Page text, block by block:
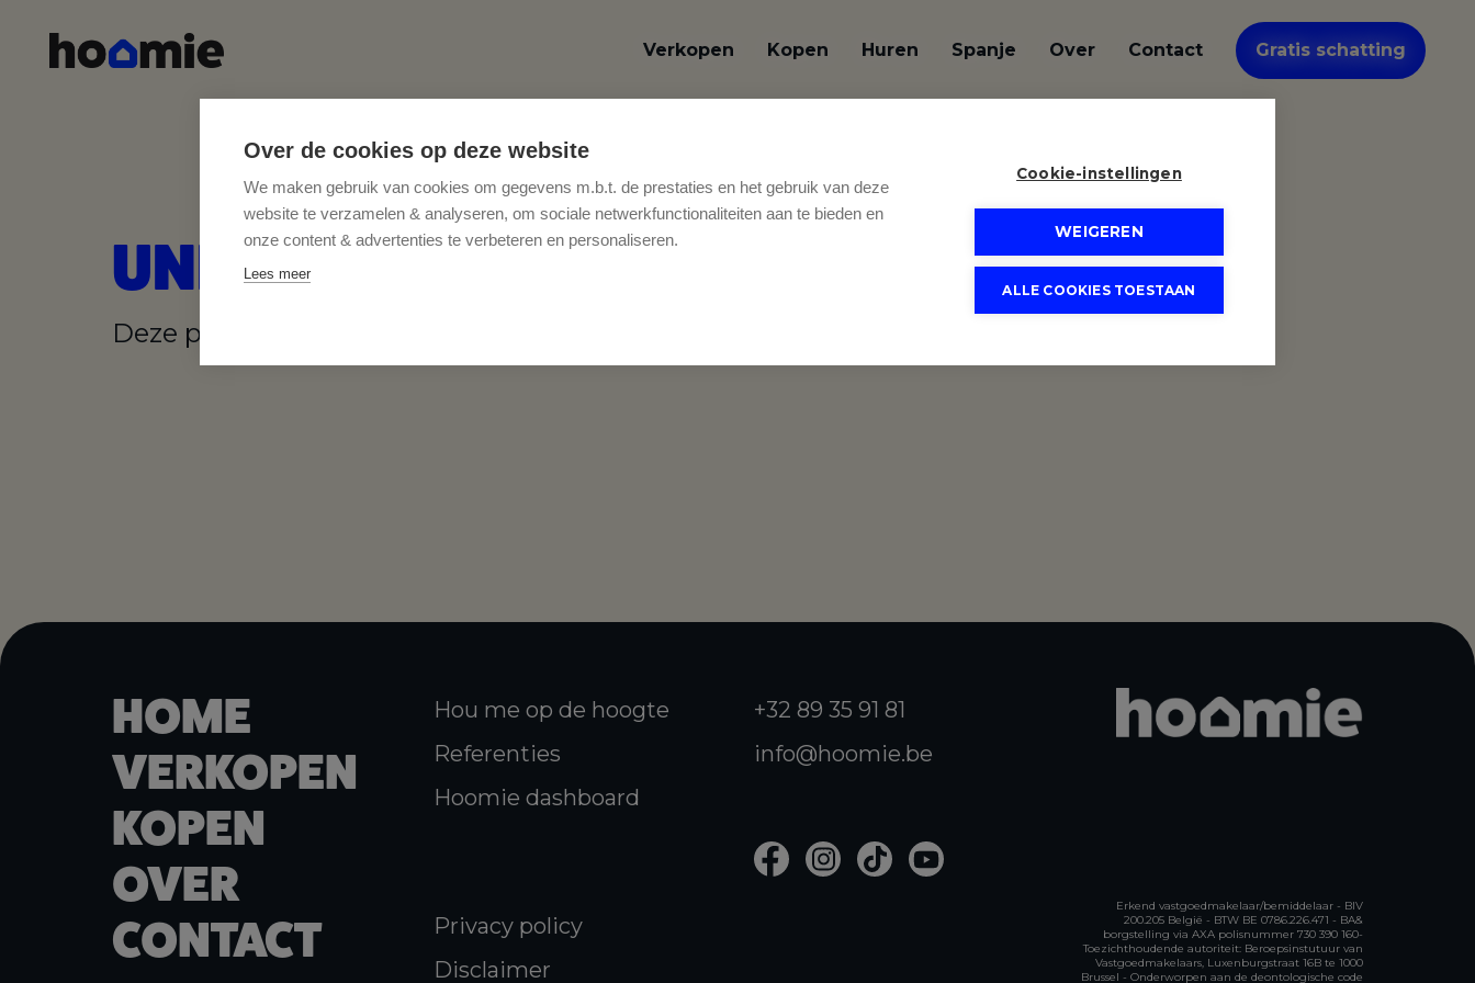
Verkopen Kopen Huren Spanje Over Contact Gratis schatting
UNDER CONSTRUCTION
Deze pagina is in ontwikkeling.
HOME
VERKOPEN
KOPEN
OVER
CONTACT
Hou me op de hoogte
Referenties
Hoomie dashboard
Privacy policy
Disclaimer
+32 89 35 91 81
info@hoomie.be
Erkend vastgoedmakelaar/bemiddelaar - BIV
200.205 België - BTW BE 0786.226.471 - BA&
borgstelling via AXA polisnummer 730 390 160-
Toezichthoudende autoriteit: Beroepsinstutuur van
Vastgoedmakelaars, Luxenburgstraat 16B te 1000
Brussel - Onderworpen aan de deontologische code
Over de cookies op deze website
We maken gebruik van cookies om gegevens m.b.t. de prestaties en het gebruik van deze
website te verzamelen & analyseren, om sociale netwerkfunctionaliteiten aan te bieden en
onze content & advertenties te verbeteren en personaliseren.
Lees meer
Cookie-instellingen
WEIGEREN
ALLE COOKIES TOESTAAN